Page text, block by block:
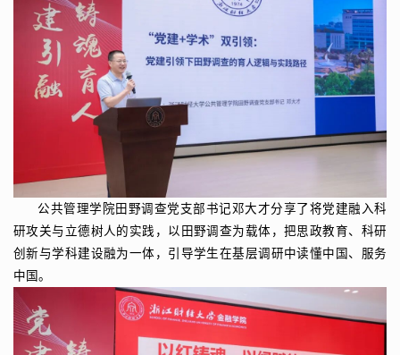
公共管理学院田野调查党支部书记邓大才分享了将党建融入科
研攻关与立德树人的实践，以田野调查为载体，把思政教育、科研
创新与学科建设融为一体，引导学生在基层调研中读懂中国、服务
中国。